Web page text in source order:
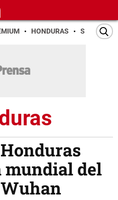
HONDURAS SAN PEDRO
mundial del